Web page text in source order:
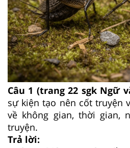
Câu 1 (trang 22 sgk Ngữ
sự kiện tạo nên cốt truyện
về không gian, thời gian,
truyện.
Trả lời: